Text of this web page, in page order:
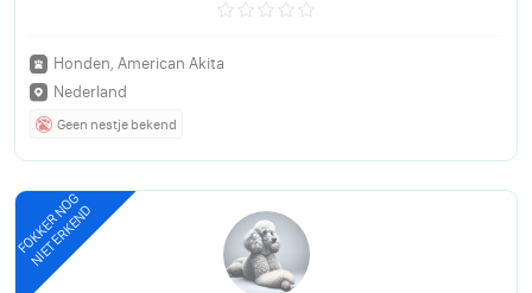
Honden, American Akita
Nederland
Geen nestje bekend
FOKKER NOG
NIET ERKEND